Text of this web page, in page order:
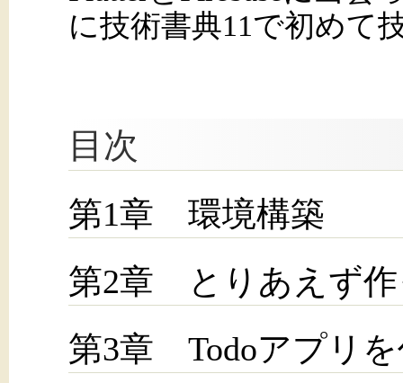
に技術書典11で初めて
目次
第1章 環境構築
第2章 とりあえず作
第3章 Todoアプリ